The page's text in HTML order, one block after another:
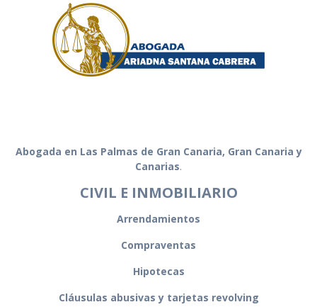
Abogada en Las Palmas de Gran Canaria, Gran Canaria y
Canarias.
CIVIL E INMOBILIARIO
Arrendamientos
Compraventas
Hipotecas
Cláusulas abusivas y tarjetas revolving